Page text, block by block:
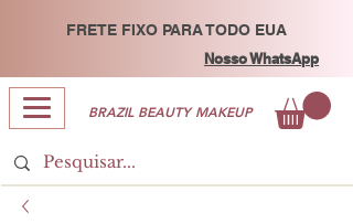
FRETE FIXO PARA TODO EUA
Nosso WhatsApp
BRAZIL BEAUTY MAKEUP